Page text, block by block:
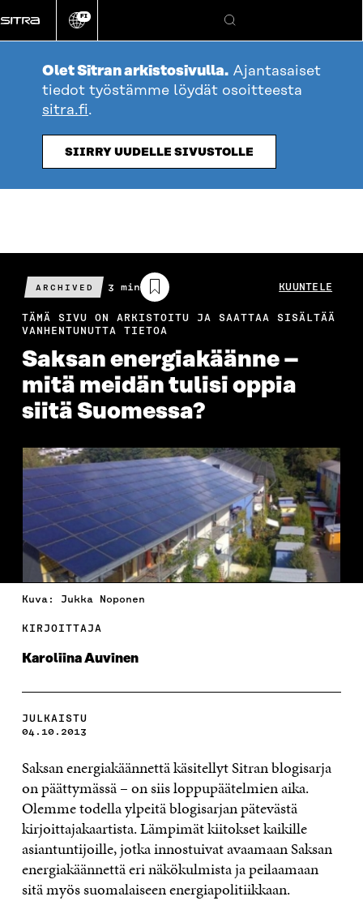
suoraan
sisältöön
Vaihda
kieli
FI
Hae
Olet Sitran arkistosivulla. Ajantasaiset
tiedot työstämme löydät osoitteesta
sitra.fi.
SIIRRY UUDELLE SIVUSTOLLE
ARCHIVED
Arvioitu
lukuaika
3 min KUUNTELE
TÄMÄ SIVU ON ARKISTOITU JA SAATTAA SISÄLTÄÄ
VANHENTUNUTTA TIETOA
Saksan energiakäänne –
mitä meidän tulisi oppia
siitä Suomessa?
Kuva: Jukka Noponen
KIRJOITTAJA
Karoliina Auvinen
JULKAISTU
04.10.2013
Saksan energiakäännettä käsitellyt Sitran blogisarja
on päättymässä – on siis loppupäätelmien aika.
Olemme todella ylpeitä blogisarjan pätevästä
kirjoittajakaartista. Lämpimät kiitokset kaikille
asiantuntijoille, jotka innostuivat avaamaan Saksan
energiakäännettä eri näkökulmista ja peilaamaan
sitä myös suomalaiseen energiapolitiikkaan.